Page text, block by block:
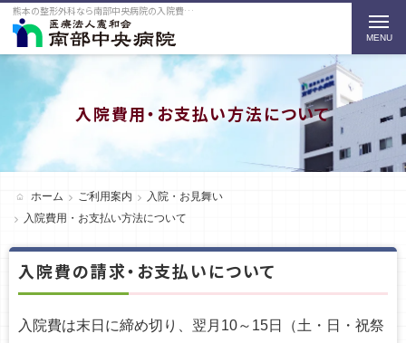
熊本の整形外科なら南部中央病院の入院費用・お支払い方法についてをご紹介
入院費用・お支払い方法について
ホーム ご利用案内
入院・お見舞い
入院費用・お支払い方法について
入院費の請求・お支払いについて
入院費は末日に締め切り、翌月10～15日（土・日・祝祭
t
o
g
v
a